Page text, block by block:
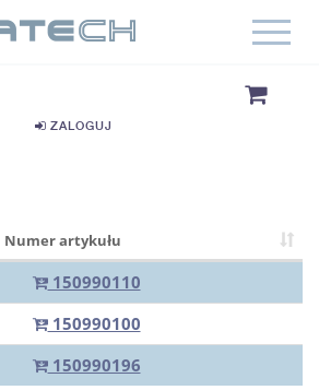
ZALOGUJ
Numer artykułu
150990110
150990100
150990196